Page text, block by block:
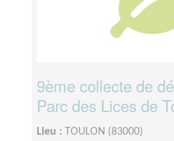
9ème collecte de
Parc des Lices de
Lieu :
TOULON (83000)